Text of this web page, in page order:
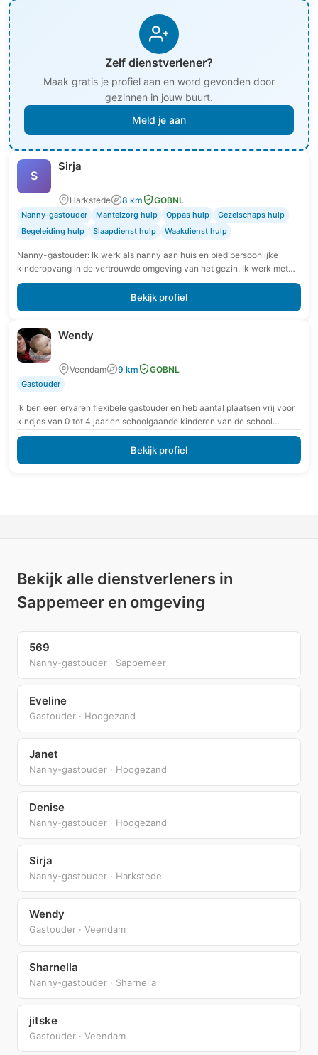
Zelf dienstverlener?
Maak gratis je profiel aan en word gevonden door
gezinnen in jouw buurt.
Meld je aan
S
Sirja
Harkstede 8 km GOBNL
Nanny-gastouder Mantelzorg hulp Oppas hulp
Gezelschaps hulp
Begeleiding hulp
Slaapdienst hulp Waakdienst hulp
Nanny-gastouder: Ik werk als nanny aan huis en bied persoonlijke
kinderopvang in de vertrouwde omgeving van het gezin. Ik werk met
extra aandacht voor rust,…
Bekijk profiel
Wendy
Veendam 9 km GOBNL
Gastouder
Ik ben een ervaren flexibele gastouder en heb aantal plaatsen vrij voor
kindjes van 0 tot 4 jaar en schoolgaande kinderen van de school
"viermaster"…
Bekijk profiel
Bekijk alle dienstverleners in
Sappemeer en omgeving
569
Nanny-gastouder · Sappemeer
Eveline
Gastouder · Hoogezand
Janet
Nanny-gastouder · Hoogezand
Denise
Nanny-gastouder · Hoogezand
Sirja
Nanny-gastouder · Harkstede
Wendy
Gastouder · Veendam
Sharnella
Nanny-gastouder · Sharnella
jitske
Gastouder · Veendam